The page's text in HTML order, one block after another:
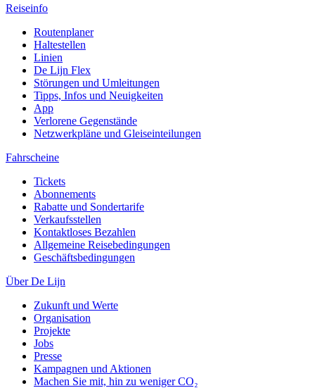
Reiseinfo
Routenplaner
Haltestellen
Linien
De Lijn Flex
Störungen und Umleitungen
Tipps, Infos und Neuigkeiten
App
Verlorene Gegenstände
Netzwerkpläne und Gleiseinteilungen
Fahrscheine
Tickets
Abonnements
Rabatte und Sondertarife
Verkaufsstellen
Kontaktloses Bezahlen
Allgemeine Reisebedingungen
Geschäftsbedingungen
Über De Lijn
Zukunft und Werte
Organisation
Projekte
Jobs
Presse
Kampagnen und Aktionen
Machen Sie mit, hin zu weniger CO₂